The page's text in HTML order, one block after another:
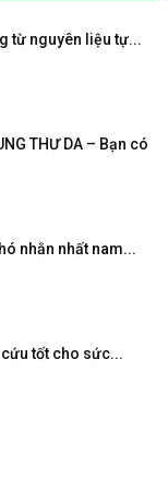
từ nguyên liệu tự...
THƯ DA – Bạn có
nhằn nhất nam...
tốt cho sức...